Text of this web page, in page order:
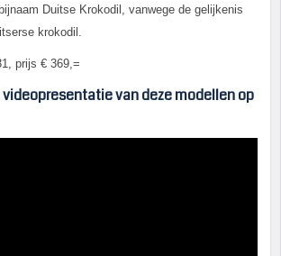
Duitse Krokodil, vanwege de gelijkenis
krokodil.
prijs € 369,=
videopresentatie van deze modellen op